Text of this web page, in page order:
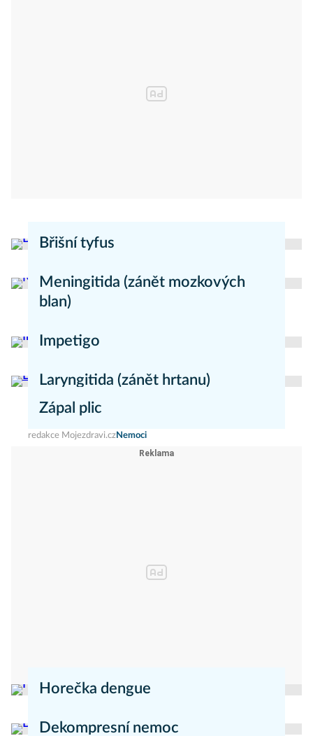
Břišní tyfus
Meningitida (zánět mozkových
blan)
Impetigo
Laryngitida (zánět hrtanu)
redakce Mojezdravi.cz
Zápal plic
redakce Mojezdravi.czNemoci
Horečka dengue
Dekompresní nemoc